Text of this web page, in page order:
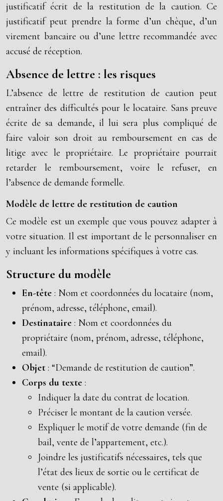
justificatif écrit de la restitution de la caution. Ce
justificatif peut prendre la forme d’un chèque, d’un
virement bancaire ou d’une lettre recommandée avec
accusé de réception.
Absence de lettre : les risques
L’absence de lettre de restitution de caution peut
entraîner des difficultés pour le locataire. Sans preuve
écrite de sa demande, il lui sera plus compliqué de
faire valoir son droit au remboursement en cas de
litige avec le propriétaire. Le propriétaire pourrait
retarder le remboursement, voire le refuser, en
l’absence de demande formelle.
Modèle de lettre de restitution de caution
Ce modèle est un exemple que vous pouvez adapter à
votre situation. Il est important de le personnaliser en
y incluant les informations spécifiques à votre cas.
Structure du modèle
En-tête : Nom et coordonnées du locataire (nom,
prénom, adresse, téléphone, email).
Destinataire : Nom et coordonnées du
propriétaire (nom, prénom, adresse, téléphone,
email).
Objet : “Demande de restitution de caution”.
Corps du texte :
Indiquer la date du contrat de location.
Préciser le montant de la caution versée.
Expliquer le motif de votre demande (fin de
bail, vente de l’appartement, etc.).
Joindre les justificatifs nécessaires, tels que
l’état des lieux de sortie ou le certificat de
vente (si applicable).